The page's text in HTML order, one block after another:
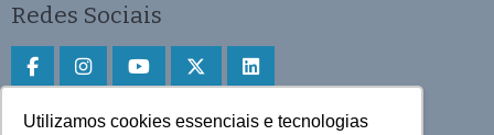
Utilizamos cookies essenciais e tecnologias
Redes Sociais